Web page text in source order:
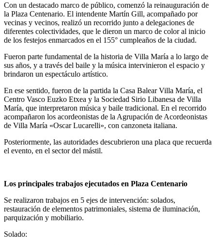
Con un destacado marco de público, comenzó la reinauguración de
la Plaza Centenario. El intendente Martín Gill, acompañado por
vecinas y vecinos, realizó un recorrido junto a delegaciones de
diferentes colectividades, que le dieron un marco de color al inicio
de los festejos enmarcados en el 155° cumpleaños de la ciudad.
Fueron parte fundamental de la historia de Villa María a lo largo de
sus años, y a través del baile y la música intervinieron el espacio y
brindaron un espectáculo artístico.
En ese sentido, fueron de la partida la Casa Balear Villa María, el
Centro Vasco Euzko Etxea y la Sociedad Sirio Libanesa de Villa
María, que interpretaron música y baile tradicional. En el recorrido
acompañaron los acordeonistas de la Agrupación de Acordeonistas
de Villa María «Oscar Lucarelli», con canzoneta italiana.
Posteriormente, las autoridades descubrieron una placa que recuerda
el evento, en el sector del mástil.
Los principales trabajos ejecutados en Plaza Centenario
Se realizaron trabajos en 5 ejes de intervención: solados,
restauración de elementos patrimoniales, sistema de iluminación,
parquización y mobiliario.
Solado: